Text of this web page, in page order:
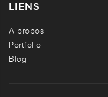
LIENS
A propos
Portfolio
Blog